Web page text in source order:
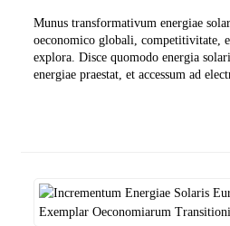
Munus transformativum energiae
oeconomico globali, competitivitate,
explora. Disce quomodo energia
energiae praestat, et accessum ad